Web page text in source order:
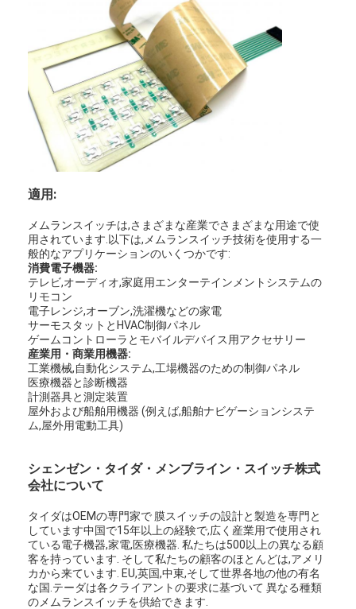
適用:
メムランスイッチは,さまざまな産業でさまざまな用途で使
用されています.以下は,メムランスイッチ技術を使用する一
般的なアプリケーションのいくつかです:
消費電子機器:
テレビ,オーディオ,家庭用エンターテインメントシステムの
リモコン
電子レンジ,オーブン,洗濯機などの家電
サーモスタットとHVAC制御パネル
ゲームコントローラとモバイルデバイス用アクセサリー
産業用・商業用機器:
工業機械,自動化システム,工場機器のための制御パネル
医療機器と診断機器
計測器具と測定装置
屋外および船舶用機器 (例えば,船舶ナビゲーションシステ
ム,屋外用電動工具)
シェンゼン・タイダ・メンブライン・スイッチ株式
会社について
タイダはOEMの専門家で 膜スイッチの設計と製造を専門と
しています中国で15年以上の経験で,広く産業用で使用され
ている電子機器,家電,医療機器. 私たちは500以上の異なる顧
客を持っています. そして私たちの顧客のほとんどは,アメリ
カから来ています. EU,英国,中東,そして世界各地の他の有名
な国.テーダは各クライアントの要求に基づいて 異なる種類
のメムランスイッチを供給できます.